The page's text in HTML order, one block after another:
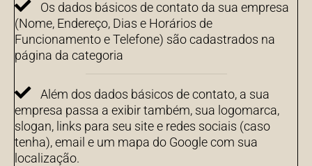
Os dados básicos de contato da sua empresa
(Nome, Endereço, Dias e Horários de
Funcionamento e Telefone) são cadastrados na
página da categoria
Além dos dados básicos de contato, a sua
empresa passa a exibir também, sua logomarca,
slogan, links para seu site e redes sociais (caso
tenha), email e um mapa do Google com sua
localização.